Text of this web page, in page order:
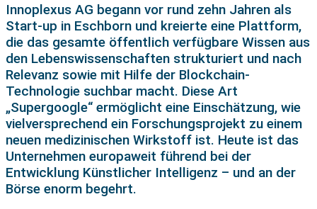
Innoplexus AG begann vor rund zehn Jahren als
Start-up in Eschborn und kreierte eine Plattform,
die das gesamte öffentlich verfügbare Wissen aus
den Lebenswissenschaften strukturiert und nach
Relevanz sowie mit Hilfe der Blockchain-
Technologie suchbar macht. Diese Art
„Supergoogle“ ermöglicht eine Einschätzung, wie
vielversprechend ein Forschungsprojekt zu einem
neuen medizinischen Wirkstoff ist. Heute ist das
Unternehmen europaweit führend bei der
Entwicklung Künstlicher Intelligenz – und an der
Börse enorm begehrt.